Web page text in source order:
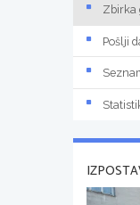
Zbirka
Pošlji